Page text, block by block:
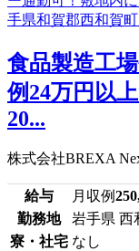
食品製造工
例24万円以
20...
株式会社BREXA
給与 月収例
勤務地
岩手県 西
寮・社宅 なし